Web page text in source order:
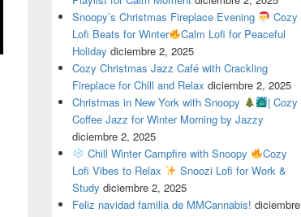
Snoopy’s Christmas Fireplace Evening
Cozy
Lofi Beats for Winter
Calm Lofi for Peaceful
Holiday diciembre 2, 2025
Cozy Christmas Jazz Café with Crackling
Fireplace for Chill and Relax diciembre 2, 2025
Christmas in New York with Snoopy
| Cozy
Coffee Jazz for Winter Morning by Jazzy
diciembre 2, 2025
Chill Winter Campfire with Snoopy
Cozy
Lofi Vibes to Relax
Snoozi Lofi for Work &
Study diciembre 2, 2025
Feliz navidad familia de MMCannabis! diciembre